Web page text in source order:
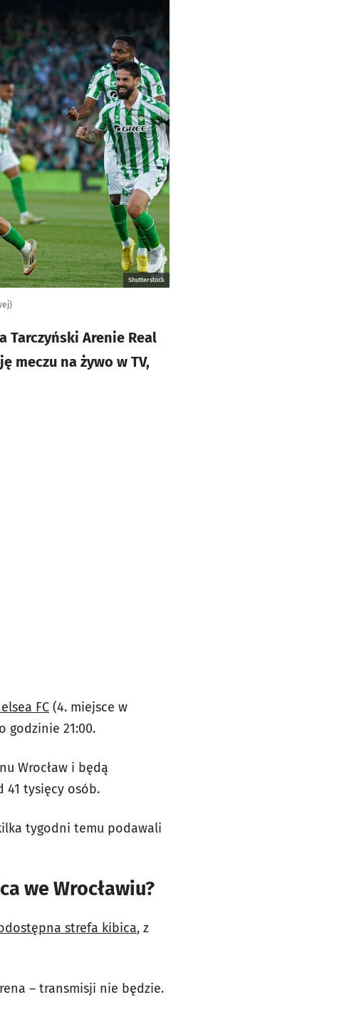
Shutterstock
Tarczyński Arenie Real
meczu na żywo w TV,
FC (4. miejsce w
godzinie 21:00.
Wrocław i będą
41 tysięcy osób.
tygodni temu podawali
we Wrocławiu?
strefa kibica, z
– transmisji nie będzie.